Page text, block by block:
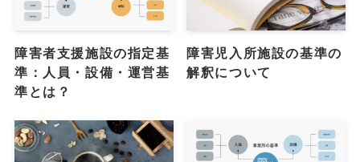
障害者支援施設の指定基
準：人員・設備・運営基
準とは？
障害児入所施設の基準の
解釈について